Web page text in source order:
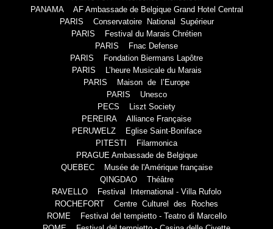
PANAMA AF Ambassade de Belgique Grand Hotel Central
PARIS Conservatoire National Supérieur
PARIS Festival du Marais Chrétien
PARIS Fnac Defense
PARIS Fondation Biermans Lapôtre
PARIS L’heure Musicale du Marais
PARIS Maison de l’Europe
PARIS Unesco
PECS Liszt Society
PEREIRA Alliance Française
PERUWELZ Eglise Saint-Boniface
PITESTI Filarmonica
PRAGUE Ambassade de Belgique
QUEBEC Musée de l'Amérique française
QINGDAO Théâtre
RAVELLO Festival International - Villa Rufolo
ROCHEFORT Centre Culturel des Roches
ROME Festival del tempietto - Teatro di Marcello